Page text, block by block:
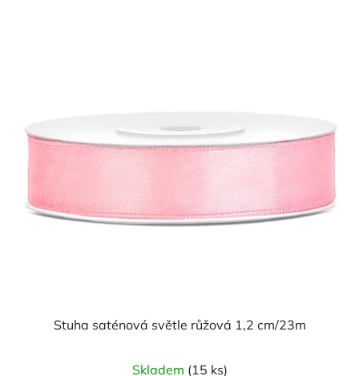
Stuha saténová světle růžová 1,2 cm/23m
Skladem (15 ks)